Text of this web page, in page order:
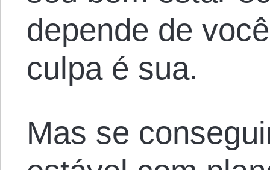
depende de
culpa é sua.
Mas se